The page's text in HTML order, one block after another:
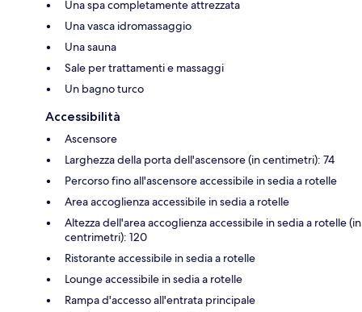
Una spa completamente attrezzata
Una vasca idromassaggio
Una sauna
Sale per trattamenti e massaggi
Un bagno turco
Accessibilità
Ascensore
Larghezza della porta dell'ascensore (in centimetri): 74
Percorso fino all'ascensore accessibile in sedia a rotelle
Area accoglienza accessibile in sedia a rotelle
Altezza dell'area accoglienza accessibile in sedia a rotelle (in
centrimetri): 120
Ristorante accessibile in sedia a rotelle
Lounge accessibile in sedia a rotelle
Rampa d'accesso all'entrata principale